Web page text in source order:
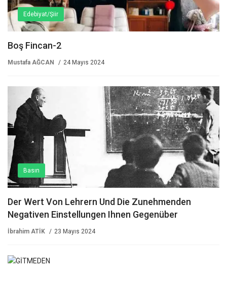
Edebiyat/Şiir
Boş Fincan-2
Mustafa AĞCAN 24 Mayıs 2024
Basın
Der Wert Von Lehrern Und Die Zunehmenden
Negativen Einstellungen Ihnen Gegenüber
İbrahim ATİK 23 Mayıs 2024